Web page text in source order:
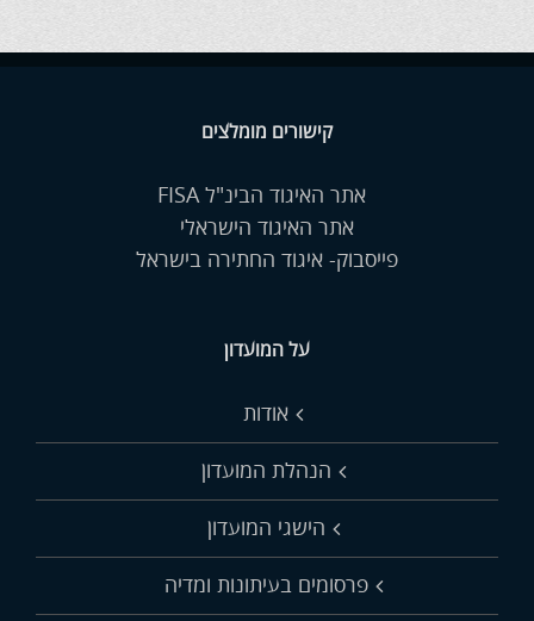
קישורים מומלצים
אתר האיגוד הבינ"ל FISA
אתר האיגוד הישראלי
פייסבוק- איגוד החתירה בישראל
על המועדון
אודות
הנהלת המועדון
הישגי המועדון
פרסומים בעיתונות ומדיה